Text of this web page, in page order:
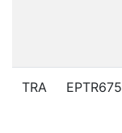
TRA EPTR675